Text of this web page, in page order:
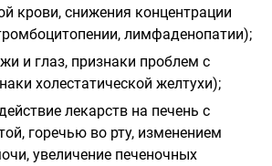
крови, снижения концентрации
лимфаденопатии);
и глаз, признаки проблем с
холестатической желтухи);
лекарств на печень с
горечью во рту, изменением
увеличение печеночных